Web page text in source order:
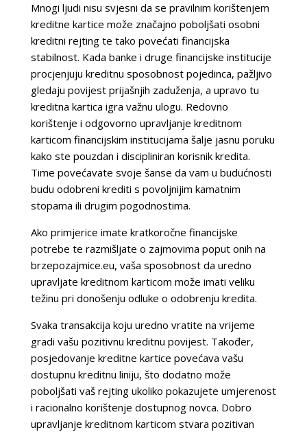
Mnogi ljudi nisu svjesni da se pravilnim korištenjem
kreditne kartice može značajno poboljšati osobni
kreditni rejting te tako povećati financijska
stabilnost. Kada banke i druge financijske institucije
procjenjuju kreditnu sposobnost pojedinca, pažljivo
gledaju povijest prijašnjih zaduženja, a upravo tu
kreditna kartica igra važnu ulogu. Redovno
korištenje i odgovorno upravljanje kreditnom
karticom financijskim institucijama šalje jasnu poruku
kako ste pouzdan i discipliniran korisnik kredita.
Time povećavate svoje šanse da vam u budućnosti
budu odobreni krediti s povoljnijim kamatnim
stopama ili drugim pogodnostima.
Ako primjerice imate kratkoročne financijske
potrebe te razmišljate o zajmovima poput onih na
brzepozajmice.eu, vaša sposobnost da uredno
upravljate kreditnom karticom može imati veliku
težinu pri donošenju odluke o odobrenju kredita.
Svaka transakcija koju uredno vratite na vrijeme
gradi vašu pozitivnu kreditnu povijest. Također,
posjedovanje kreditne kartice povećava vašu
dostupnu kreditnu liniju, što dodatno može
poboljšati vaš rejting ukoliko pokazujete umjerenost
i racionalno korištenje dostupnog novca. Dobro
upravljanje kreditnom karticom stvara pozitivan